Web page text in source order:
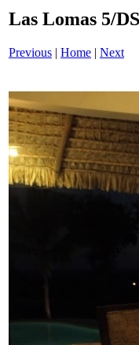
Las Lomas 5/
Previous | Home | Next